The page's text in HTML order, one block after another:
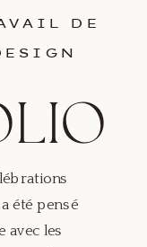
DE
été pensé
avec les